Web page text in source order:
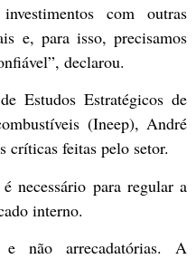
com outras
e, para isso, precisamos
declarou.
Estudos Estratégicos de
(Ineep), André
críticas feitas pelo setor.
necessário para regular a
interno.
e não arrecadatórias. A